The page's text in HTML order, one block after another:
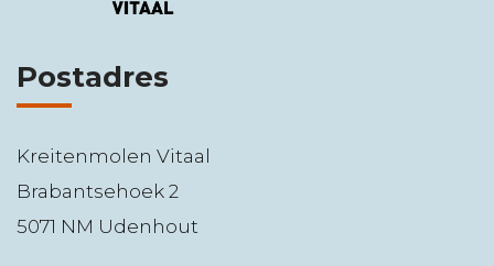
Postadres
Kreitenmolen Vitaal
Brabantsehoek 2
5071 NM Udenhout